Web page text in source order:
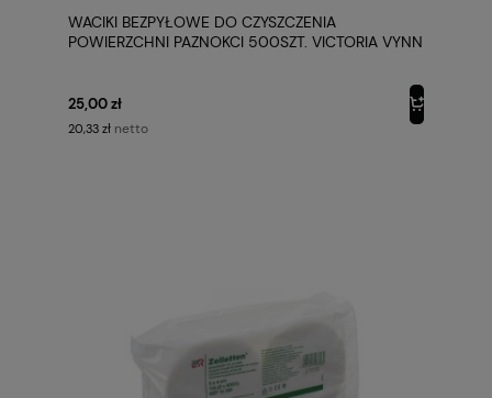
WACIKI BEZPYŁOWE DO CZYSZCZENIA
POWIERZCHNI PAZNOKCI 500SZT. VICTORIA VYNN
25,00 zł
20,33 zł netto